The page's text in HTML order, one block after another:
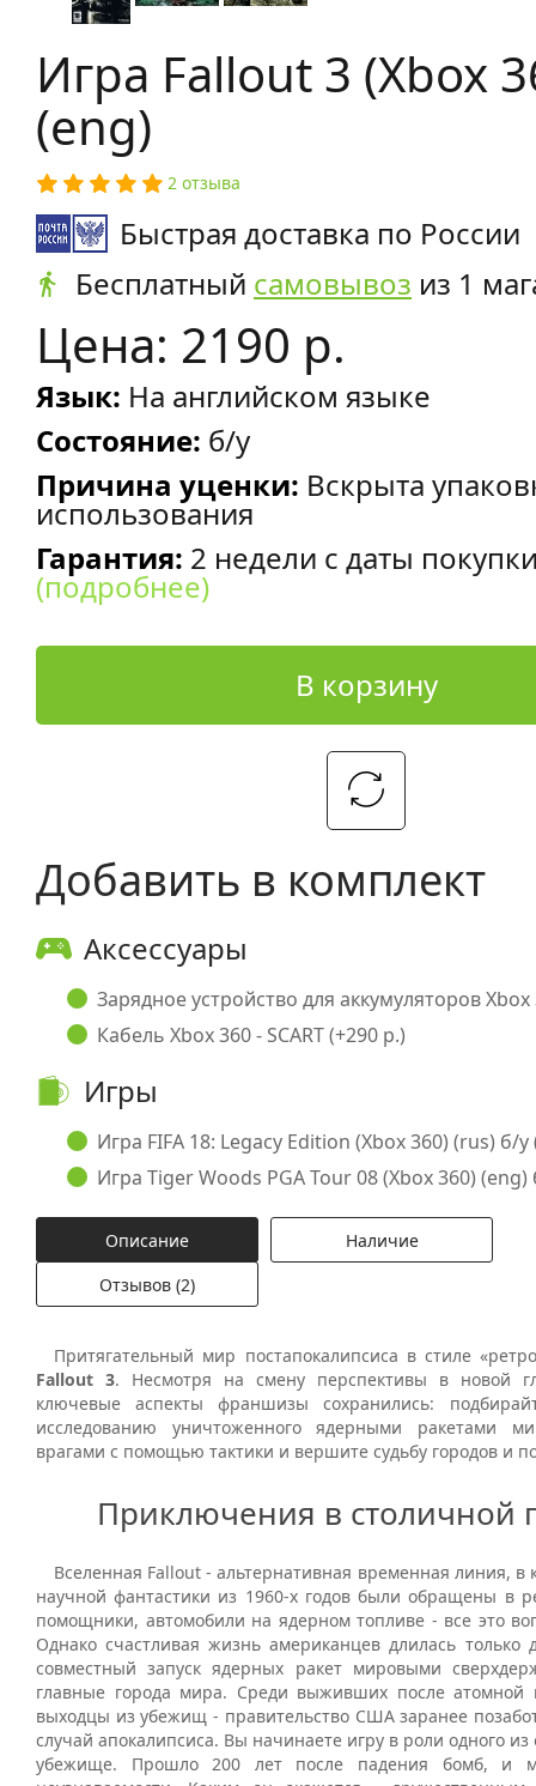
Игра Fallout 3 (Xbox
(eng)
2 отзыва
Быстрая доставка по России
Бесплатный самовывоз из 1
Цена: 2190 р.
Язык: На английском языке
Состояние: б/у
Причина уценки: Вскрыта
использования
Гарантия: 2 недели с даты
(подробнее)
В корзину
Добавить в комплект
Аксессуары
Зарядное устройство для аккумуляторов Xbox
Кабель Xbox 360 - SCART (+290 р.)
Игры
Игра FIFA 18: Legacy Edition (Xbox 360) (rus) б/у
Игра Tiger Woods PGA Tour 08 (Xbox 360) (eng)
Описание
Наличие
Отзывов (2)
Притягательный мир постапокалипсиса в стиле
Fallout 3. Несмотря на смену перспективы в новой
ключевые аспекты франшизы сохранились:
исследованию уничтоженного ядерными ракетами
врагами с помощью тактики и вершите судьбу городов и
Приключения в столичной
Вселенная Fallout - альтернативная временная линия, в
научной фантастики из 1960-х годов были обращены в
помощники, автомобили на ядерном топливе - все это
Однако счастливая жизнь американцев длилась только
совместный запуск ядерных ракет мировыми
главные города мира. Среди выживших после атомной
выходцы из убежищ - правительство США заранее
случай апокалипсиса. Вы начинаете игру в роли одного из
убежище. Прошло 200 лет после падения бомб, и